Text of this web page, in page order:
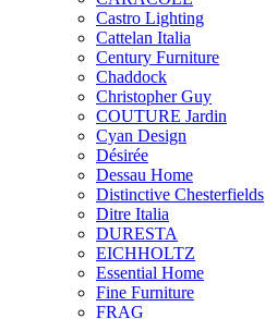
Castro Lighting
Cattelan Italia
Century Furniture
Chaddock
Christopher Guy
COUTURE Jardin
Cyan Design
Désirée
Dessau Home
Distinctive Chesterfields
Ditre Italia
DURESTA
EICHHOLTZ
Essential Home
Fine Furniture
FRAG